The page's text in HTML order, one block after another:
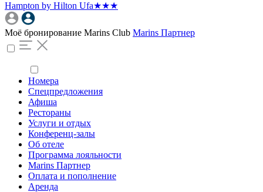
Hampton by Hilton Ufa★★★
Моё бронирование Marins Club Marins Партнер
Номера
Спецпредложения
Афиша
Рестораны
Услуги и отдых
Конференц-залы
Об отеле
Программа лояльности
Marins Партнер
Оплата и пополнение
Аренда